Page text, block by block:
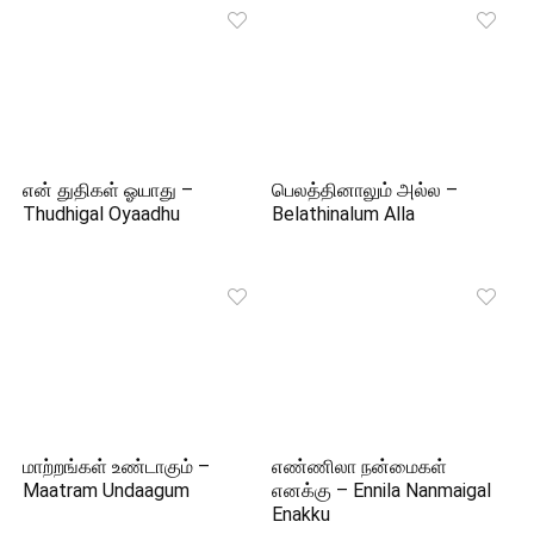
என் துதிகள் ஓயாது –
Thudhigal Oyaadhu
பெலத்தினாலும் அல்ல –
Belathinalum Alla
மாற்றங்கள் உண்டாகும் –
Maatram Undaagum
எண்ணிலா நன்மைகள்
எனக்கு – Ennila Nanmaigal
Enakku